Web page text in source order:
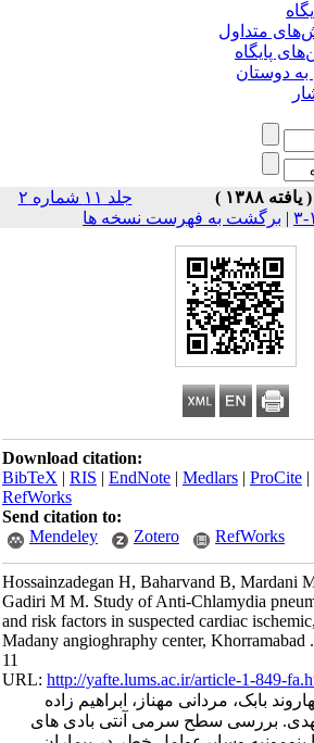
متداول
پایگاه
دوستان
جلد ۱۱ شماره ۲
|برگشت به فهرست نسخه ها
Download citation:
BibTeX|RIS|EndNote|Medlars|ProCite
RefWorks
Send citation to:
Mendeley
Zotero RefWorks
Hossainzadegan H, Baharvand B, Mardani
Gadiri M M. Study of Anti-Chlamydia
and risk factors in suspected cardiac
Madany angioghraphy center,
11
URL:http://yafte.lums.ac.ir/article-1-849-
بابک، مردانی مهناز، ابراهیم زاده
بررسی سطح سرمی آنتی بادی های